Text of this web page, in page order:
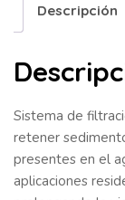
Descripción
Sistema de
retener
presentes en el
aplicaciones